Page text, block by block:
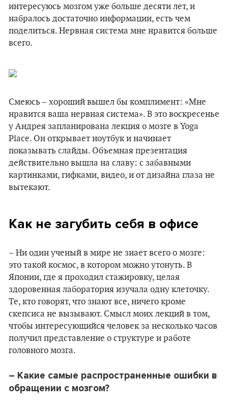
интересуюсь мозгом уже больше десяти лет, и
набралось достаточно информации, есть чем
поделиться. Нервная система мне нравится больше
всего.
Смеюсь – хороший вышел бы комплимент: «Мне
нравится ваша нервная система». В это воскресенье
у Андрея запланирована лекция о мозге в Yoga
Place. Он открывает ноутбук и начинает
показывать слайды. Объемная презентация
действительно вышла на славу: с забавными
картинками, гифками, видео, и от дизайна глаза не
вытекают.
Как не загубить себя в офисе
– Ни один ученый в мире не знает всего о мозге:
это такой космос, в котором можно утонуть. В
Японии, где я проходил стажировку, целая
здоровенная лаборатория изучала одну клеточку.
Те, кто говорят, что знают все, ничего кроме
скепсиса не вызывают. Смысл моих лекций в том,
чтобы интересующийся человек за несколько часов
получил представление о структуре и работе
головного мозга.
– Какие самые распространенные ошибки в
обращении с мозгом?